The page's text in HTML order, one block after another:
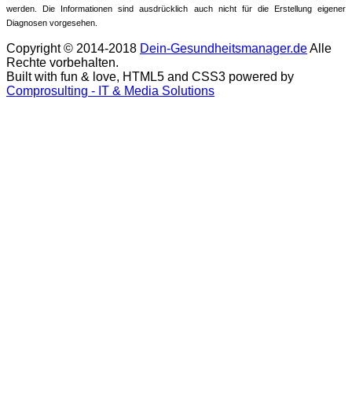
werden. Die Informationen sind ausdrücklich auch nicht für die Erstellung eigener
Diagnosen vorgesehen.
Copyright © 2014-2018 Dein-Gesundheitsmanager.deAlle
Rechte vorbehalten.
Built with fun & love, HTML5 and CSS3 powered by
Comprosulting - IT & Media Solutions